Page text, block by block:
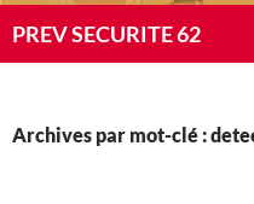
PREV SECURITE 62
Archives par mot-clé :